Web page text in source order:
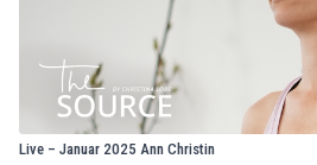
Live – Januar 2025 Ann Christin